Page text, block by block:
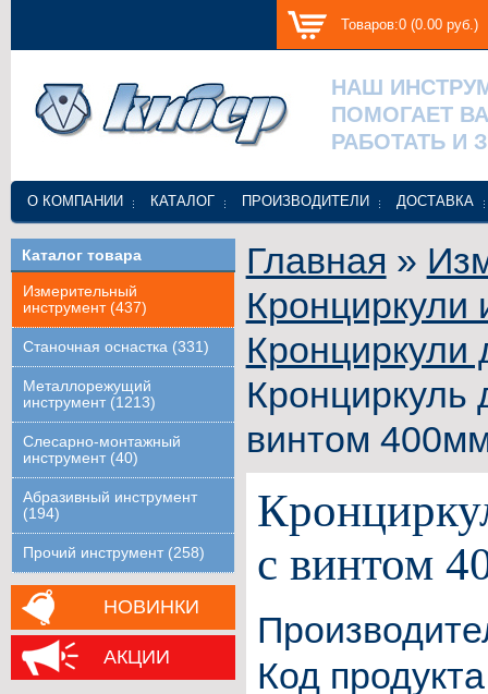
Товаров:0 (0.00 руб.)
НАШ
ПОМОГАЕТ
РАБОТАТЬ И
О КОМПАНИИ КАТАЛОГ ПРОИЗВОДИТЕЛИ ДОСТАВКА
Каталог товара
Измерительный
инструмент (437)
Станочная оснастка (331)
Металлорежущий
инструмент (1213)
Слесарно-монтажный
инструмент (40)
Абразивный инструмент
(194)
Прочий инструмент (258)
НОВИНКИ
АКЦИИ
Главная »
Кронциркули
Кронциркуль
винтом
с винтом
Код